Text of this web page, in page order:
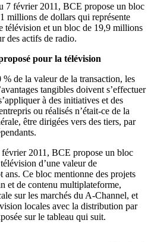
7 février 2011, BCE propose un bloc
millions de dollars qui représente
télévision et un bloc de 19,9 millions
des actifs de radio.
pour la télévision
de la valeur de la transaction, les
tangibles doivent s’effectuer
à des initiatives et des
ou réalisés n’était-ce de la
être dirigées vers des tiers, par
2011, BCE propose un bloc
d’une valeur de
ans. Ce bloc mentionne des projets
et de contenu multiplateforme,
sur les marchés du A-Channel, et
locales avec la distribution par
sur le tableau qui suit.